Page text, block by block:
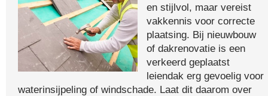
en stijlvol, maar vereist
vakkennis voor correcte
plaatsing. Bij nieuwbouw
of dakrenovatie is een
verkeerd geplaatst
leiendak erg gevoelig voor
waterinsijpeling of windschade. Laat dit daarom over